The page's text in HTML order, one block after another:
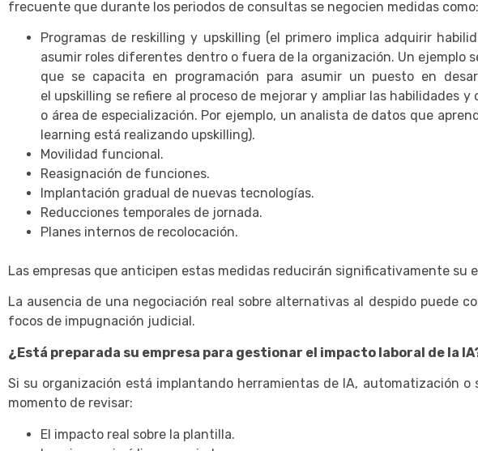
frecuente que durante los periodos de consultas se negocien medidas como:
Programas de reskilling y upskilling (el primero implica adquirir
asumir roles diferentes dentro o fuera de la organización. Un ejemplo
que se capacita en programación para asumir un puesto en
el upskilling se refiere al proceso de mejorar y ampliar las habilidades
o área de especialización. Por ejemplo, un analista de datos que
learning está realizando upskilling).
Movilidad funcional.
Reasignación de funciones.
Implantación gradual de nuevas tecnologías.
Reducciones temporales de jornada.
Planes internos de recolocación.
Las empresas que anticipen estas medidas reducirán significativamente su
La ausencia de una negociación real sobre alternativas al despido puede
focos de impugnación judicial.
¿Está preparada su empresa para gestionar el impacto laboral de la
Si su organización está implantando herramientas de IA, automatización o
momento de revisar:
El impacto real sobre la plantilla.